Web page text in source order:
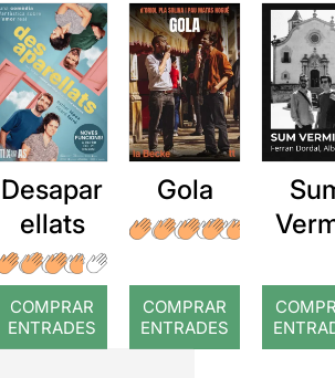
Desapar
ellats
COMPRAR
ENTRADES
Gola
COMPRAR
ENTRADES